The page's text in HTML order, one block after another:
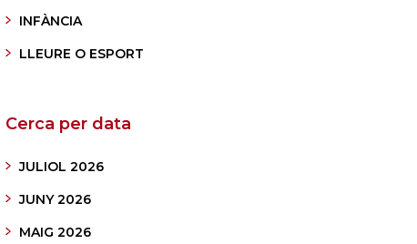
INFÀNCIA
LLEURE O ESPORT
Cerca per data
JULIOL 2026
JUNY 2026
MAIG 2026